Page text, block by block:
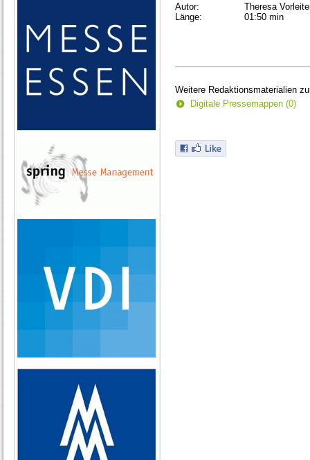
Autor:
Theresa
Länge:
01:50 min
Weitere Redaktionsmaterialien
Digitale Pressemappen (0)